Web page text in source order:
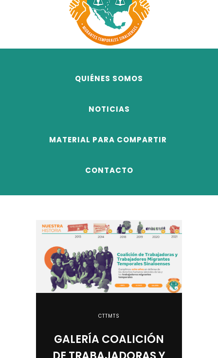
QUIÉNES SOMOS
NOTICIAS
MATERIAL PARA COMPARTIR
CONTACTO
CTTMTS
GALERÍA COALICIÓN